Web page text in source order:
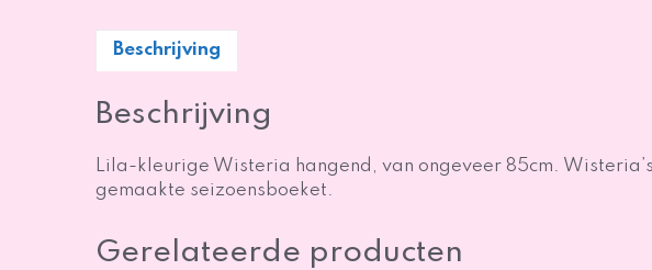
Beschrijving
Beschrijving
Lila-kleurige Wisteria hangend, van ongeveer 85cm.
gemaakte seizoensboeket.
Gerelateerde producten